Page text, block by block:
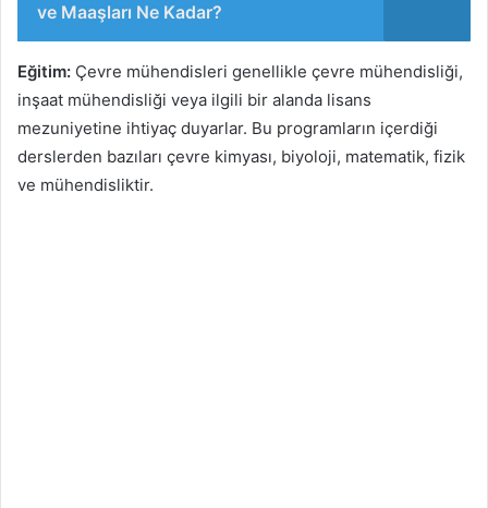
ve Maaşları Ne Kadar?
Eğitim: Çevre mühendisleri genellikle çevre mühendisliği,
inşaat mühendisliği veya ilgili bir alanda lisans
mezuniyetine ihtiyaç duyarlar. Bu programların içerdiği
derslerden bazıları çevre kimyası, biyoloji, matematik, fizik
ve mühendisliktir.